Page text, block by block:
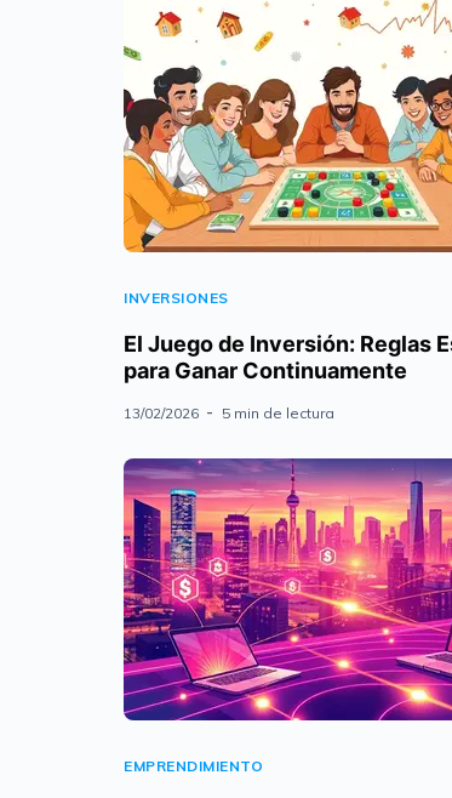
INVERSIONES
El Juego de Inversión: Reglas
para Ganar Continuamente
13/02/2026 5 min de lectura
EMPRENDIMIENTO